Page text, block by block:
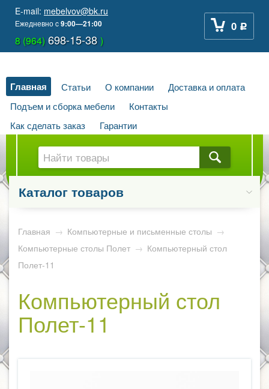
E-mail: mebelvov@bk.ru
Ежедневноc9:00—21:00
8 (964) 698-15-38)
0 Р
Главная Статьи О компании
Доставка и оплата
Подъем и сборка мебели
Контакты
Как сделать заказ
Гарантии
Каталог товаров
Главная → Компьютерные и письменные столы →
Компьютерные столы Полет → Компьютерный стол
Полет-11
Компьютерный стол
Полет-11